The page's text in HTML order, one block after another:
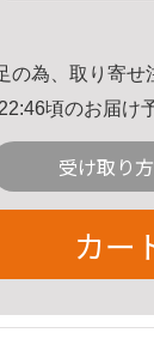
の為、取り寄せ
頃のお届け
受け取り
カー